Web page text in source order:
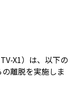
X1）は、以下の
離脱を実施しま